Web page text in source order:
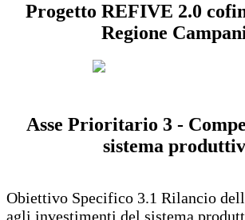
Progetto REFIVE 2.0
Regione
Asse Prioritario 3 -
sistema
Obiettivo Specifico 3.1 Rilancio
agli investimenti del sistema